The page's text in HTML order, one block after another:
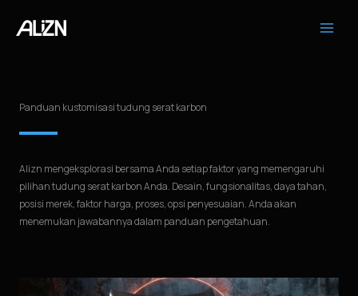
Panduan kustomisasi tudung serat karbon
Alizn mengeksplorasi bersama Anda setiap faktor yang memengaruhi
pilihan tudung serat karbon Anda. Desain, fungsionalitas, daya tahan,
posisi merek, faktor harga, proses, opsi penyesuaian. Anda akan
menemukan jawabannya dalam panduan pengetahuan.